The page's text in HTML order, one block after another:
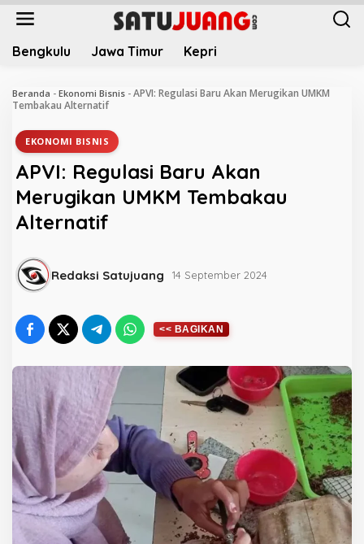
L
Bengkulu Jawa Timur Kepri
Beranda - Ekonomi Bisnis - APVI: Regulasi Baru Akan Merugikan UMKM
Tembakau Alternatif
EKONOMI BISNIS
APVI: Regulasi Baru Akan
Merugikan UMKM Tembakau
Alternatif
Redaksi Satujuang 14 September 2024